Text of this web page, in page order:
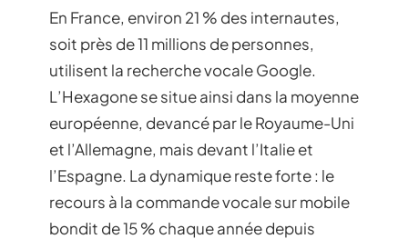
En France, environ 21 % des internautes,
soit près de 11 millions de personnes,
utilisent la recherche vocale Google.
L’Hexagone se situe ainsi dans la moyenne
européenne, devancé par le Royaume-Uni
et l’Allemagne, mais devant l’Italie et
l’Espagne. La dynamique reste forte : le
recours à la commande vocale sur mobile
bondit de 15 % chaque année depuis